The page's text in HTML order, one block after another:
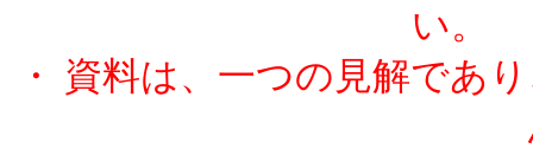
・ 資料は、一つの見解であ